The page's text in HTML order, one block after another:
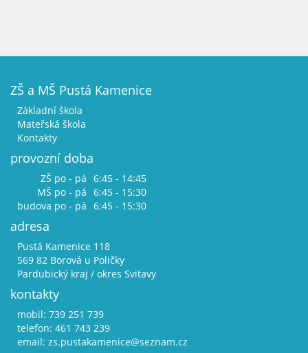
ZŠ a MŠ Pustá Kamenice
Základní škola
Mateřská škola
Kontakty
provozní doba
ZŠ po - pá 6:45 - 14:45
MŠ po - pá 6:45 - 15:30
budova po - pá 6:45 - 15:30
adresa
Pustá Kamenice 118
569 82 Borová u Poličky
Pardubický kraj / okres Svitavy
kontakty
mobil: 739 251 739
telefon: 461 743 239
email: zs.pustakamenice@seznam.cz